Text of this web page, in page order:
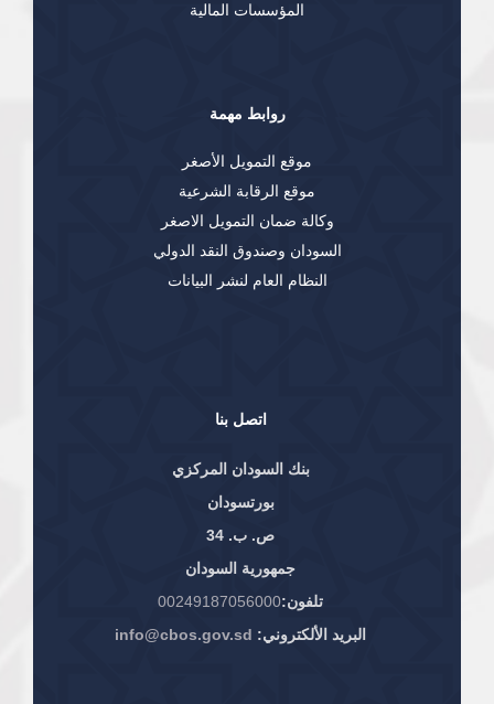
اتصل بنا
بنك السودان المركزي
بورتسودان
ص. ب. 34
جمهورية السودان
تلفون:00249187056000
البريد الألكتروني: info@cbos.gov.sd
المؤسسات المالية
روابط مهمة
موقع التمويل الأصغر
موقع الرقابة الشرعية
وكالة ضمان التمويل الاصغر
السودان وصندوق النقد الدولي
النظام العام لنشر البيانات